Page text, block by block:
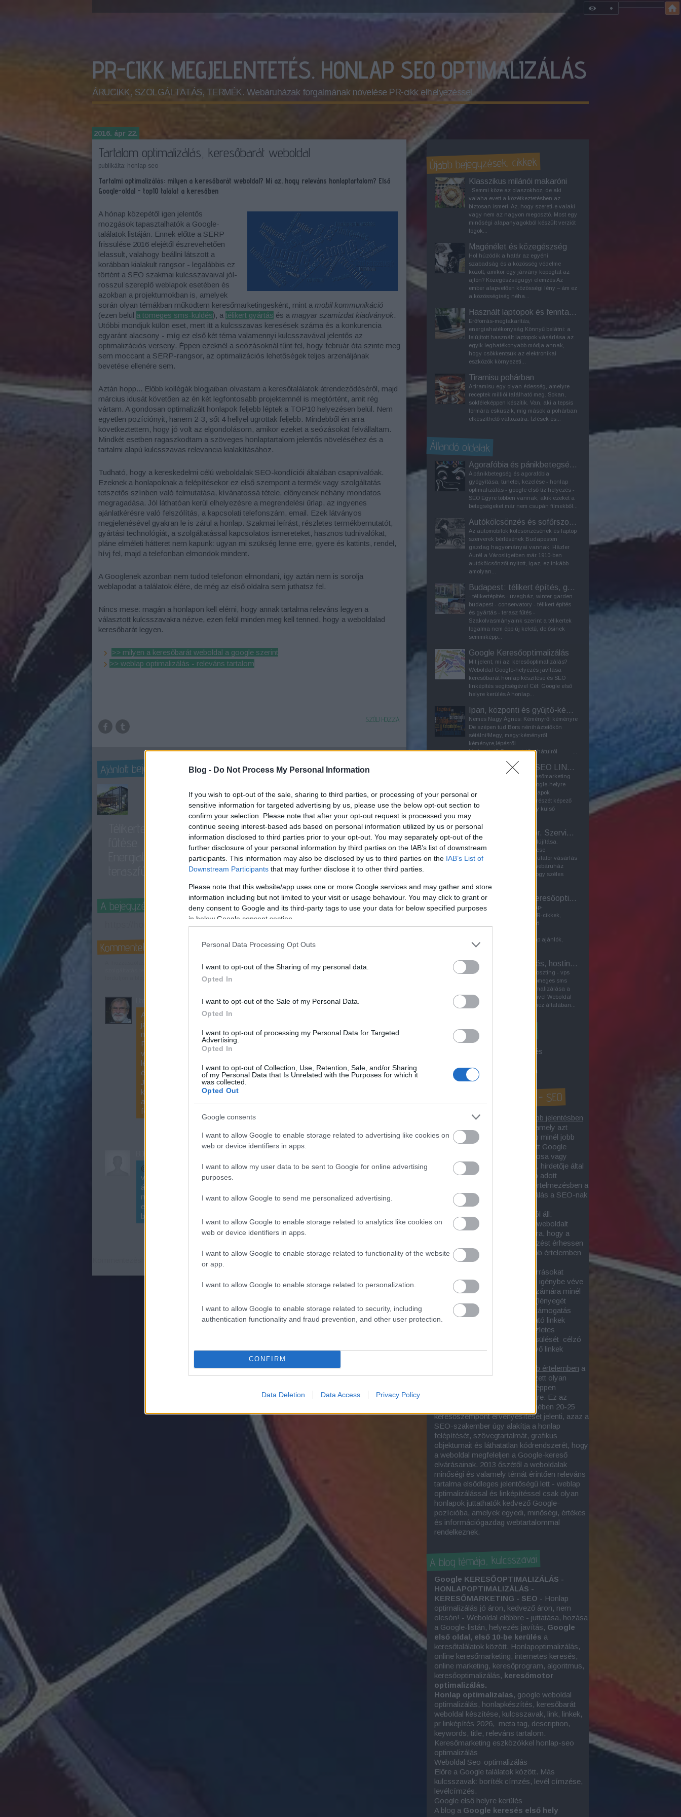
Blog - Do Not Process My Personal Information
If you wish to opt-out of the sale, sharing to third parties, or processing of your personal or
sensitive information for targeted advertising by us, please use the below opt-out section to
confirm your selection. Please note that after your opt-out request is processed you may
continue seeing interest-based ads based on personal information utilized by us or personal
information disclosed to third parties prior to your opt-out. You may separately opt-out of the
further disclosure of your personal information by third parties on the IAB’s list of downstream
participants. This information may also be disclosed by us to third parties on the IAB’s List of
Downstream Participants that may further disclose it to other third parties.
Please note that this website/app uses one or more Google services and may gather and store
information including but not limited to your visit or usage behaviour. You may click to grant or
deny consent to Google and its third-party tags to use your data for below specified purposes
in below Google consent section.
Personal Data Processing Opt Outs
I want to opt-out of the Sharing of my personal data.
Opted In
I want to opt-out of the Sale of my Personal Data.
Opted In
I want to opt-out of processing my Personal Data for Targeted
Advertising.
Opted In
I want to opt-out of Collection, Use, Retention, Sale, and/or Sharing
of my Personal Data that Is Unrelated with the Purposes for which it
was collected.
Opted Out
Google consents
I want to allow Google to enable storage related to advertising like cookies on
web or device identifiers in apps.
I want to allow my user data to be sent to Google for online advertising
purposes.
I want to allow Google to send me personalized advertising.
I want to allow Google to enable storage related to analytics like cookies on
web or device identifiers in apps.
I want to allow Google to enable storage related to functionality of the website
or app.
I want to allow Google to enable storage related to personalization.
I want to allow Google to enable storage related to security, including
authentication functionality and fraud prevention, and other user protection.
CONFIRM
Data Deletion Data Access Privacy Policy
PR-CIKK MEGJELENTETÉS. HONLAP SEO OPTIMALIZÁLÁS
ÁRUCIKK, SZOLGÁLTATÁS, TERMÉK. Webáruházak forgalmának növelése PR-cikk elhelyezéssel
2016. ápr 22.
Tartalom optimalizálás, keresőbarát weboldal
publikálta: honlap-seo
Tartalmi optimalizálás: milyen a keresőbarát weboldal? Mi az, hogy releváns honlaptartalom? Első
Google-oldal - top10 találat a keresőben
A hónap közepétől igen jelentős
mozgások tapasztalhatók a Google-
találatok listáján. Ennek előtte a SERP
frissülése 2016 elejétől észrevehetően
lelassult, valahogy beállni látszott a
korábban kialakult rangsor - legalábbis ez
történt a SEO szakmai kulcsszavaival jól-
rosszul szereplő weblapok esetében és
azokban a projektumokban is, amelyek
során olyan témákban működtem keresőmarketingesként, mint a mobil kommunikáció
(ezen belül a tömeges sms-küldés), a télikert gyártás és a magyar szamizdat kiadványok.
Utóbbi mondjuk külön eset, mert itt a kulcsszavas keresések száma és a konkurencia
egyaránt alacsony - míg ez első két téma valamennyi kulcsszavával jelentős az
optimalizációs verseny. Éppen ezeknél a seózásoknál tűnt fel, hogy február óta szinte meg
sem moccant a SERP-rangsor, az optimalizációs lehetőségek teljes arzenáljának
bevetése ellenére sem.
Aztán hopp... Előbb kollégák blogjaiban olvastam a keresőtalálatok átrendeződéséről, majd
március idusát követően az én két legfontosabb projektemnél is megtörtént, amit rég
vártam. A gondosan optimalizált honlapok feljebb léptek a TOP10 helyezésen belül. Nem
egyetlen pozíciónyit, hanem 2-3, sőt 4 hellyel ugrottak feljebb. Mindebből én arra
következtettem, hogy jó volt az elgondolásom, amikor ezeket a seózásokat felvállaltam.
Mindkét esetben ragaszkodtam a szöveges honlaptartalom jelentős növeléséhez és a
tartalmi alapú kulcsszavas relevancia kialakításához.
Tudható, hogy a kereskedelmi célú weboldalak SEO-kondíciói általában csapnivalóak.
Ezeknek a honlapoknak a felépítésekor ez első szempont a termék vagy szolgáltatás
tetszetős színben való felmutatása, kívánatossá tétele, előnyeinek néhány mondatos
megragadása. Jól láthatóan kerül elhelyezésre a megrendelési űrlap, az ingyenes
ajánlatkérésre való felszólítás, a kapcsolati telefonszám, email. Ezek látványos
megjelenésével gyakran le is zárul a honlap. Szakmai leírást, részletes termékbemutatót,
gyártási technológiát, a szolgáltatással kapcsolatos ismereteket, hasznos tudnivalókat,
pláne elméleti hátteret nem kapunk: ugyan mi szükség lenne erre, gyere és kattints, rendel,
hívj fel, majd a telefonban elmondok mindent.
A Googlenek azonban nem tudod telefonon elmondani, így aztán nem is sorolja
weblapodat a találatok élére, de még az első oldalra sem juthatsz fel.
Nincs mese: magán a honlapon kell elérni, hogy annak tartalma releváns legyen a
választott kulcsszavakra nézve, ezen felül minden meg kell tenned, hogy a weboldalad
keresőbarát legyen.
>> milyen a keresőbarát weboldal a google szerint
>> weblap optimalizálás - releváns tartalom
SZÓLJ HOZZÁ
Ajánlott bejegyzések:
Google
optimalizálás
- top 10
SEO-
szakértő?
Google-
szakember?
A bejegyzés trackback címe:
https://honlapoptimalizalas.blog.hu/api/trackback/id/8651508
Kommentek:
üzemeltetője semmilyen felelősséget nem vállal, azokat nem ellenőrzi. Kifogás esetén
forduljon a blog szerkesztőjéhez. Részletek a Felhasználási feltételekben
https://bognarstudio.hu/
2016.05.10. 15:06:32
A keresőoptimalizálás során a hozzászólások is fontos szerepet
játszanak. Ahol interakciós lehetőség van és nincs hozzászólás, az is
mutat valamit a Google számára.
Probléma, hogy sokan a facebook kiajánlásnál helyezik el
véleményüket és nem a blogban, a honlapon. Így a valóságosan
létező interakciós aktivitás a Google számára, a honlap javára nem
érvényesül vagy legalábbis nem kellően.
Jómagam ezért azt javaslom, hogy hozzászólásainkat a téma
keletkezési helyén tegyük közzé. Mint ahogy én is itt mondom el, hogy
a bejegyzés tartalmával egyet értek, aki honlap optimalizálásra adja
fejét, az sokat tanulhat ebben a blogban és ebből a bejegyzésből is!
@Bognár L
: Kedves Barátom,a hsz-problémában kifejtett
véleményeddel egyetértek, de úgy sejtem, esélytelen kóbor lovagként
állunk az fb szélmalma előtt: a kommentelés, ha egyszer ott is
megosztjuk bejegyzéseinket, óhatatlanul oda tevődik át. - Köszönöm
elismerő szavaid, már csak azért is, mert ebbe a szakmába te avattál
be.
Belépés Facebookkal
Újabb bejegyzések, cikkek
Klasszikus milánói makaróni
Semmi köze az olaszokhoz, de aki
valaha evett a közétkeztetésben az
biztosan ismeri. Az, hogy szereti-e valaki
vagy nem az nagyon megosztó. Most egy
minőségi alapanyagokból készült verziót
fogok...
Magénélet és közegészség
Hol húzódik a határ az egyéni
szabadság és a közösség védelme
között, amikor egy járvány kopogtat az
ajtón? Közegészségügyi elemzés Az
ember alapvetően közösségi lény – ám ez
a közösségiség néha...
Használt laptopok és fenntarthatóság
Erőforrás-megtakarítás,
energiahatékonyság Könnyű belátni: a
felújított használt laptopok vásárlása az
egyik leghatékonyabb módja annak,
hogy csökkentsük az elektronikai
eszközök környezeti...
Tiramisu pohárban
A tiramisu egy olyan édesség, amelyre
receptek milliói található meg. Sokan,
sokféleképpen készítik. Van, aki a tepsis
formára esküszik, míg mások a pohárban
elkészíthető változatra. Ízlések és...
Állandó oldalak
Agorafóbia és pánikbetegség kezelése
A pánikbetegség és agorafóbia
gyógyítása, tünetei, kezelése - honlap
optimalizálás - google első tíz helyezés -
SEO Egyre többen vannak, akik ezeket a
betegségeket már nem csupán filmekből...
Autókölcsönzés és sofőrszolgálat Budapesten
Az automobilok kölcsönzésének és laptop
szerverek bérlésének Budapesten
gazdag hagyományai vannak. Häzler
Aurél a Városligetben már 1910-ben
autókölcsönzőt nyitott, igaz, ez inkább
amolyan...
Budapest: télikert építés, gyártás
- télikertépítés - üvegház, winter garden
budapest - conservatory - télikert építés
és gyártás - terasz fűtés -
Szakolvasmányaink szerint a télikertek
fogalma nem épp új keletű, de ősinek
semmiképp...
Google Keresőoptimalizálás
Mit jelent, mi az: keresőoptimalizálás?
Weboldal Google-helyezés javítása
keresőbarát honlap készítése és SEO
linképítés segítségével Cél: Google első
helyre kerülés A honlap...
Ipari, központi és gyűjtő-kémény - Furanflex kéménybélelés
Nemes Nagy Ágnes: Kéményről kéményre
De szépen tud Bors néniháztetőkön
sétálni!Megy, megy:kéményről
kéményre,lépésről
lépésre,tetőről tetőre,hátulról ...
Keresőmarketing, SEO LINKÉPÍTÉS
organikus linképítés - keresőmarketing
módszer a honlap első google-helyre
kerülése érdekében A weblapok
keresőoptimalizálásának részét képező
LINKÉPÍTÉS célja az, hogy külső
honlapokra kihelyezett...
Laptop akkumulátor. Szerviz Bp. / Webáruház
2024: Linképítő program felújítása.
Korábbi SEO-tuning frissítése
Webáruház: laptop akkumulátor vásárlás
Bármely laptopalkatrész-webáruház
feladata elsősorban az, hogy széles
PR-cikk - Honlap keresőoptimalizálás - Seo
A PR-cikk szerepe a honlap-
keresőoptimalizálásban PR-cikkek,
vagyis a közönséggel való
sajtóközlemények, pl.laptop ajánlók,
szerepet játszhatnak a...
VPS - Szerver bérlés, hosting sms
A szerverbérlés - szerverhoszting - vps
virtuális szerver bérlés - tömeges sms
küldés tárgyú honlap optimalizálása a
kereső marketing eszközeivel Weboldal
biztonságos működtetéséhez általában...
Első 3 a Google-keresőből
Boríték címzés / levél címzés
Blogok keresőoptimalizálása
Mi a honlap optimalizálás? - SEO
honlap optimalizálás
tágabb jelentésben
olyan internetes tevékenység, amely azt
célozza, hogy egy adott honlap minél jobb
helyezést érjen el
a nem-fizetett Google
a honlap tulajdonosa vagy
üzemeltetője, netán szponzora, hirdetője által
fontosnak tartott egy vagy több adott
keresőkifejezéssel. Ebben az értelmezésben a
szinonimája a
honlapoptimalizálás a SEO-nak
(keresőoptimalizálásnak)
A SEO-tevékenység két részból áll:
a belső SEO-val a kiválasztott weboldalt
tesszük minél alkalmasabbá arra, hogy a
megadott keresésekre jó helyezést érhessen
el (voltaképp ez lenne a szűkebb értelemben
honlapoptimalizálás
a külső SEO során külső erőforrásokat
(nevezetesen más honlapokat) igénybe véve
érünk el (építünk fel) az oldal számára minél
hatékonyabb támogatottságot (lényegét
tekintve ez a linképítés). A webtámogatás
nagyban függ a céloldalra mutató linkek
hatékonyságától. E kérdés részletes
elemzése és a linkerő megbecsülését célzó
számítások itt találhatók:
Bejövő linkek
szűkebb értelemben a
kiválasztott webegységen végzett olyan
munka, amelynek eredményeképpen
jön létre. Ez az
optimalizációs folyamat lényegében 20-25
keresőszempont érvényesítését jelenti, azaz a
SEO-szakember úgy alakítja a honlap
felépítését, szövegtartalmát, grafikus
objektumait és láthatatlan kódrendszerét, hogy
a weboldal megfeleljen a Google-kereső
elvárásainak. 2013 őszétől a weboldalak
minőségi és valamely témát érintően releváns
tartalma elsődleges jelentőségű lett - weblap
optimalizálással és linképítéssel csak olyan
honlapok juttathatók kedvező Google-
pozícióba, amelyek egyedi, minőségi, értékes
és információgazdag webtartalommal
rendelkeznek.
A blog témája, kulcsszavai
Google KERESŐOPTIMALIZÁLÁS -
HONLAPOPTIMALIZÁLÁS -
KERESŐMARKETING - SEO - Honlap
optimalizálás jó áron, kedvező áron, nem
olcsón! - Weboldal előbbre - juttatása, hozása
a Google-listán, helyezés javítás, Google
első oldal, első 10-be kerülés a
keresőtalálatok között. Honlapoptimalizálás,
online keresőmarketing, internetes keresés,
online marketing, keresőprogram, algoritmus,
keresőoptimalizálás, keresőmotor
optimalizálás.
Honlap optimalizalas, google weboldal
optimalizálás, honlapkészítés, keresőbarát
weboldal készítése, kulcsszavak, link, linkek,
pr linképítés 2026, meta tag, description,
keywords, title, releváns tartalom.
Keresőmarketing eszközökkel honlap-seo
optimalizálás
Weboldal Seo-optimalizálás
Előre a Google találatok között. Más
kulcsszavak: boríték címzés, levél címzése,
levélcímzés.
Google első helyre kerülés
A blog a Google keresés első hely